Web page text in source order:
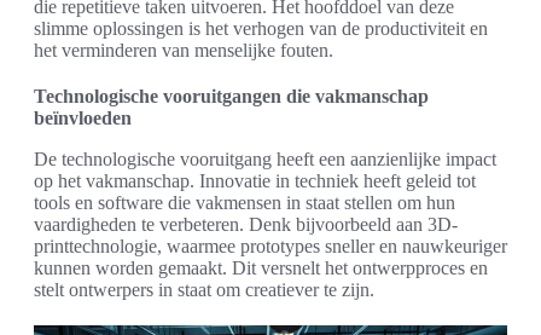
die repetitieve taken uitvoeren. Het hoofddoel van deze
slimme oplossingen is het verhogen van de productiviteit en
het verminderen van menselijke fouten.
Technologische vooruitgangen die vakmanschap
beïnvloeden
De technologische vooruitgang heeft een aanzienlijke impact
op het vakmanschap. Innovatie in techniek heeft geleid tot
tools en software die vakmensen in staat stellen om hun
vaardigheden te verbeteren. Denk bijvoorbeeld aan 3D-
printtechnologie, waarmee prototypes sneller en nauwkeuriger
kunnen worden gemaakt. Dit versnelt het ontwerpproces en
stelt ontwerpers in staat om creatiever te zijn.